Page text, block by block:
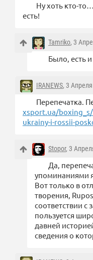
Ну хоть кто-
есть!
Tamriko, 3
Было, есть и
IRANEWS, 3
Перепечатка.
xsport.ua/
ukrainy-i-rossii-
Stopor, 3
Да,
упоминаниями
Вот только в
творения,
соответствии
пользуется
давней
сведения о